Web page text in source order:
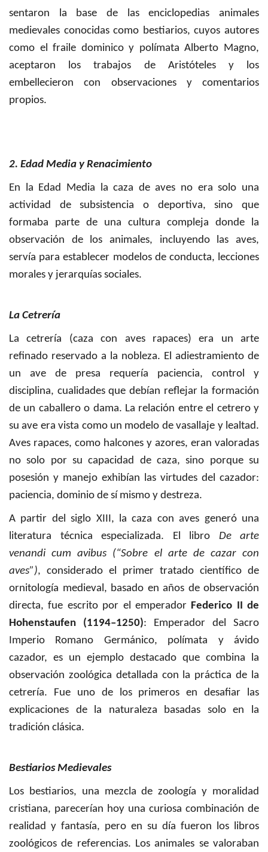
sentaron la base de las enciclopedias animales
medievales conocidas como bestiarios, cuyos autores
como el fraile dominico y polímata Alberto Magno,
aceptaron los trabajos de Aristóteles y los
embellecieron con observaciones y comentarios
propios.
2. Edad Media y Renacimiento
En la Edad Media la caza de aves no era solo una
actividad de subsistencia o deportiva, sino que
formaba parte de una cultura compleja donde la
observación de los animales, incluyendo las aves,
servía para establecer modelos de conducta, lecciones
morales y jerarquías sociales.
La Cetrería
La cetrería (caza con aves rapaces) era un arte
refinado reservado a la nobleza. El adiestramiento de
un ave de presa requería paciencia, control y
disciplina, cualidades que debían reflejar la formación
de un caballero o dama. La relación entre el cetrero y
su ave era vista como un modelo de vasallaje y lealtad.
Aves rapaces, como halcones y azores, eran valoradas
no solo por su capacidad de caza, sino porque su
posesión y manejo exhibían las virtudes del cazador:
paciencia, dominio de sí mismo y destreza.
A partir del siglo XIII, la caza con aves generó una
literatura técnica especializada. El libro De arte
venandi cum avibus (“Sobre el arte de cazar con
aves”), considerado el primer tratado científico de
ornitología medieval, basado en años de observación
directa, fue escrito por el emperador Federico II de
Hohenstaufen (1194–1250): Emperador del Sacro
Imperio Romano Germánico, polímata y ávido
cazador, es un ejemplo destacado que combina la
observación zoológica detallada con la práctica de la
cetrería. Fue uno de los primeros en desafiar las
explicaciones de la naturaleza basadas solo en la
tradición clásica.
Bestiarios Medievales
Los bestiarios, una mezcla de zoología y moralidad
cristiana, parecerían hoy una curiosa combinación de
realidad y fantasía, pero en su día fueron los libros
zoológicos de referencias. Los animales se valoraban